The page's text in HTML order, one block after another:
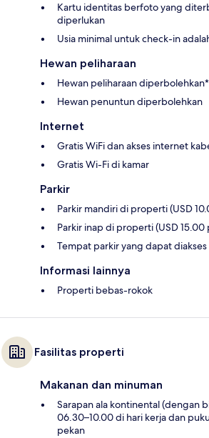
Kartu identitas berfoto yang
diperlukan
Usia minimal untuk check-in
Hewan peliharaan
Hewan peliharaan diperbolehkan*
Hewan penuntun diperbolehkan
Internet
Gratis WiFi dan akses internet
Gratis Wi-Fi di kamar
Parkir
Parkir mandiri di properti (USD
Parkir inap di properti (USD 15.00
Tempat parkir yang dapat
Informasi lainnya
Properti bebas-rokok
Fasilitas properti
Makanan dan minuman
Sarapan ala kontinental (dengan
06.30–10.00 di hari kerja dan
pekan